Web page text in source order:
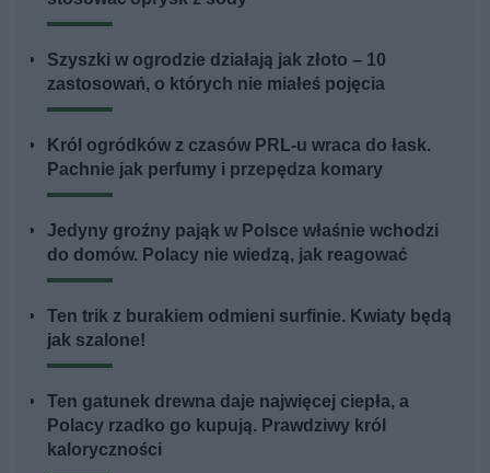
Szyszki w ogrodzie działają jak złoto – 10
zastosowań, o których nie miałeś pojęcia
Król ogródków z czasów PRL-u wraca do łask.
Pachnie jak perfumy i przepędza komary
Jedyny groźny pająk w Polsce właśnie wchodzi
do domów. Polacy nie wiedzą, jak reagować
Ten trik z burakiem odmieni surfinie. Kwiaty będą
jak szalone!
Ten gatunek drewna daje najwięcej ciepła, a
Polacy rzadko go kupują. Prawdziwy król
kaloryczności